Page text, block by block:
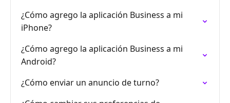
¿Cómo agrego la aplicación Business a mi
iPhone?
¿Cómo agrego la aplicación Business a mi
Android?
¿Cómo enviar un anuncio de turno?